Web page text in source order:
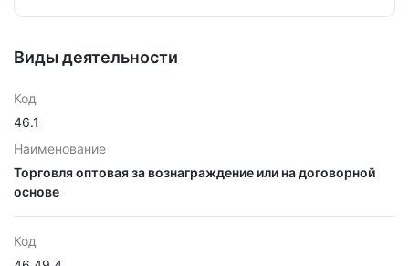
Виды деятельности
Код
46.1
Наименование
Торговля оптовая за вознаграждение или на договорной
основе
Код